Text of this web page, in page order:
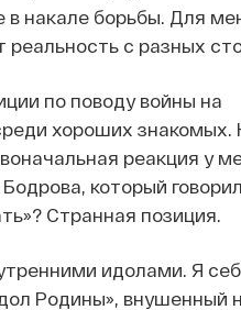
накале борьбы. Для
с разных
по поводу войны на
хороших знакомых.
реакция у
который
Странная позиция.
идолами. Я
Родины», внушенный